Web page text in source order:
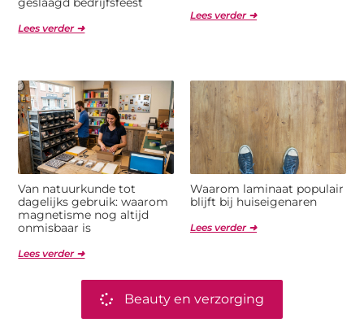
Lees verder ➜
Lees verder ➜
Van natuurkunde tot
dagelijks gebruik: waarom
magnetisme nog altijd
onmisbaar is
Lees verder ➜
Waarom laminaat populair
blijft bij huiseigenaren
Lees verder ➜
Beauty en verzorging